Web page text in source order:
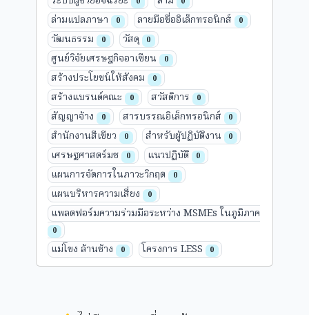
ล่ามแปลภาษา 0 ลายมือชื่ออิเล็กทรอนิกส์ 0
วัฒนธรรม 0 วัสดุ 0
ศูนย์วิจัยเศรษฐกิจอาเซียน 0
สร้างประโยชน์ให้สังคม 0
สร้างแบรนด์คณะ 0 สวัสดิการ 0
สัญญาจ้าง 0 สารบรรณอิเล็กทรอนิกส์ 0
สำนักงานสีเขียว 0 สำหรับผู้ปฏิบัติงาน 0
เศรษฐศาสตร์มช 0 แนวปฏิบัติ 0
แผนการจัดการในภาวะวิกฤต 0
แผนบริหารความเสี่ยง 0
แพลตฟอร์มความร่วมมือระหว่าง MSMEs ในภูมิภาค
0
แม่โขง ล้านช้าง 0 โครงการ LESS 0